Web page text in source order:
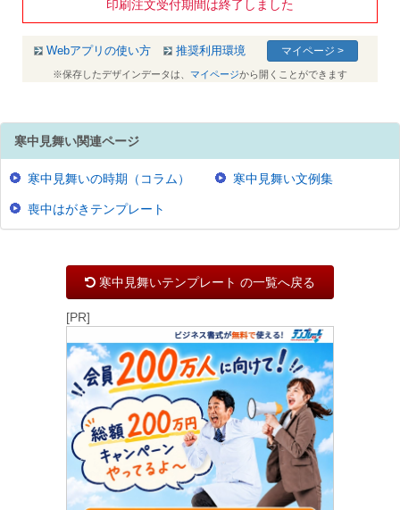
印刷注文受付期間は終了しました
Webアプリの使い方 推奨利用環境 マイページ >
※保存したデザインデータは、 マイページから開くことができます
寒中見舞い関連ページ
寒中見舞いの時期（コラム） 寒中見舞い文例集
喪中はがきテンプレート
寒中見舞いテンプレート の一覧へ戻る
[PR]